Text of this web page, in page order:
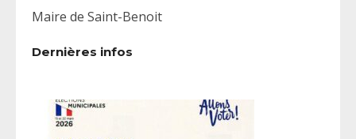
Maire de Saint-Benoit
Dernières infos